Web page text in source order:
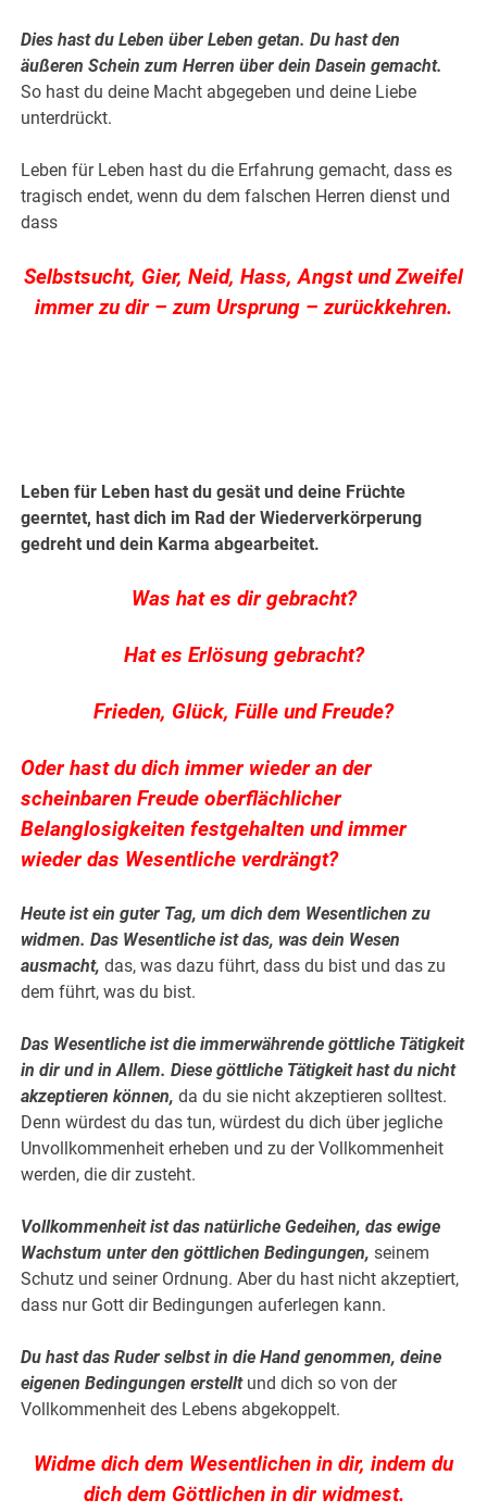
Dies hast du Leben über Leben getan. Du hast den
äußeren Schein zum Herren über dein Dasein gemacht.
So hast du deine Macht abgegeben und deine Liebe
unterdrückt.
Leben für Leben hast du die Erfahrung gemacht, dass es
tragisch endet, wenn du dem falschen Herren dienst und
dass
Selbstsucht, Gier, Neid, Hass, Angst und Zweifel
immer zu dir – zum Ursprung – zurückkehren.
Leben für Leben hast du gesät und deine Früchte
geerntet, hast dich im Rad der Wiederverkörperung
gedreht und dein Karma abgearbeitet.
Was hat es dir gebracht?
Hat es Erlösung gebracht?
Frieden, Glück, Fülle und Freude?
Oder hast du dich immer wieder an der
scheinbaren Freude oberflächlicher
Belanglosigkeiten festgehalten und immer
wieder das Wesentliche verdrängt?
Heute ist ein guter Tag, um dich dem Wesentlichen zu
widmen. Das Wesentliche ist das, was dein Wesen
ausmacht, das, was dazu führt, dass du bist und das zu
dem führt, was du bist.
Das Wesentliche ist die immerwährende göttliche Tätigkeit
in dir und in Allem. Diese göttliche Tätigkeit hast du nicht
akzeptieren können, da du sie nicht akzeptieren solltest.
Denn würdest du das tun, würdest du dich über jegliche
Unvollkommenheit erheben und zu der Vollkommenheit
werden, die dir zusteht.
Vollkommenheit ist das natürliche Gedeihen, das ewige
Wachstum unter den göttlichen Bedingungen, seinem
Schutz und seiner Ordnung. Aber du hast nicht akzeptiert,
dass nur Gott dir Bedingungen auferlegen kann.
Du hast das Ruder selbst in die Hand genommen, deine
eigenen Bedingungen erstellt und dich so von der
Vollkommenheit des Lebens abgekoppelt.
Widme dich dem Wesentlichen in dir, indem du
dich dem Göttlichen in dir widmest.